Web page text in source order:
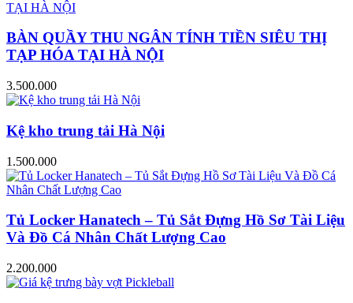
BÀN QUẦY THU NGÂN TÍNH TIỀN SIÊU THỊ
TẠP HÓA TẠI HÀ NỘI
3.500.000
Kệ kho trung tải Hà Nội
1.500.000
Tủ Locker Hanatech – Tủ Sắt Đựng Hồ Sơ Tài Liệu
Và Đồ Cá Nhân Chất Lượng Cao
2.200.000